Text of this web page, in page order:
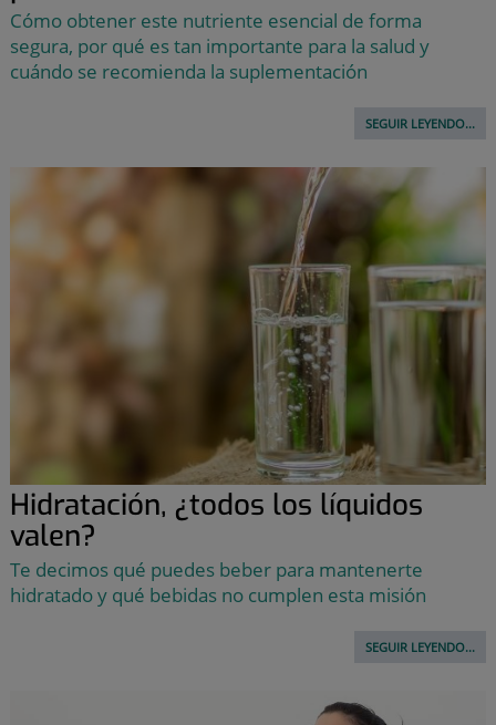
Cómo obtener este nutriente esencial de forma
segura, por qué es tan importante para la salud y
cuándo se recomienda la suplementación
SEGUIR LEYENDO...
Hidratación, ¿todos los líquidos
valen?
Te decimos qué puedes beber para mantenerte
hidratado y qué bebidas no cumplen esta misión
SEGUIR LEYENDO...